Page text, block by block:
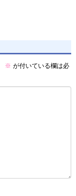
※ が付いている欄は必